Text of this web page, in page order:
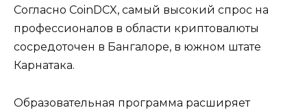
Согласно CoinDCX, самый высокий спрос на
профессионалов в области криптовалюты
сосредоточен в Бангалоре, в южном штате
Карнатака.
Образовательная программа расширяет